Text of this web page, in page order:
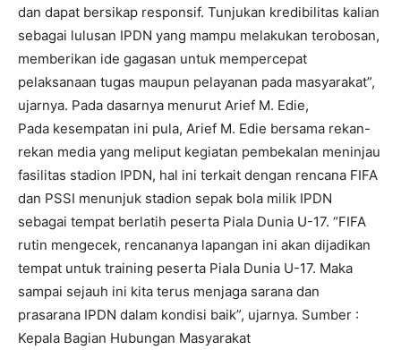
dan dapat bersikap responsif. Tunjukan kredibilitas kalian
sebagai lulusan IPDN yang mampu melakukan terobosan,
memberikan ide gagasan untuk mempercepat
pelaksanaan tugas maupun pelayanan pada masyarakat”,
ujarnya. Pada dasarnya menurut Arief M. Edie,
Pada kesempatan ini pula, Arief M. Edie bersama rekan-
rekan media yang meliput kegiatan pembekalan meninjau
fasilitas stadion IPDN, hal ini terkait dengan rencana FIFA
dan PSSI menunjuk stadion sepak bola milik IPDN
sebagai tempat berlatih peserta Piala Dunia U-17. “FIFA
rutin mengecek, rencananya lapangan ini akan dijadikan
tempat untuk training peserta Piala Dunia U-17. Maka
sampai sejauh ini kita terus menjaga sarana dan
prasarana IPDN dalam kondisi baik”, ujarnya. Sumber :
Kepala Bagian Hubungan Masyarakat